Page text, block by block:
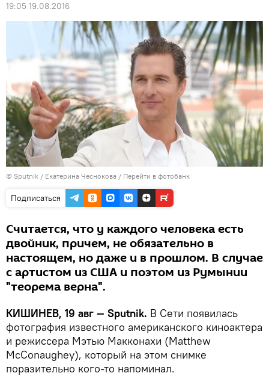
19:05 19.08.2016
© Sputnik / Екатерина Чеснокова / Перейти в фотобанк
Подписаться
Считается, что у каждого человека есть
двойник, причем, не обязательно в
настоящем, но даже и в прошлом. В случае
с артистом из США и поэтом из Румынии
"теорема верна".
КИШИНЕВ, 19 авг — Sputnik. В Сети появилась
фотография известного американского киноактера
и режиссера Мэтью Макконахи (Matthew
McConaughey), который на этом снимке
поразительно кого-то напоминал.